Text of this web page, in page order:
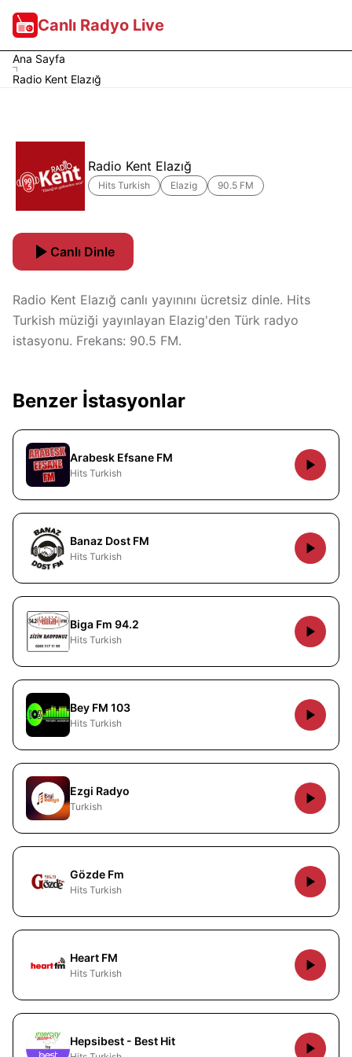
Canlı Radyo Live
Ana Sayfa
Radio Kent Elazığ
Radio Kent Elazığ
Hits Turkish Elazig 90.5 FM
Canlı Dinle
Radio Kent Elazığ canlı yayınını ücretsiz dinle. Hits
Turkish müziği yayınlayan Elazig'den Türk radyo
istasyonu. Frekans: 90.5 FM.
Benzer İstasyonlar
Arabesk Efsane FM
Hits Turkish
Banaz Dost FM
Hits Turkish
Biga Fm 94.2
Hits Turkish
Bey FM 103
Hits Turkish
Ezgi Radyo
Turkish
Gözde Fm
Hits Turkish
Heart FM
Hits Turkish
Hepsibest - Best Hit